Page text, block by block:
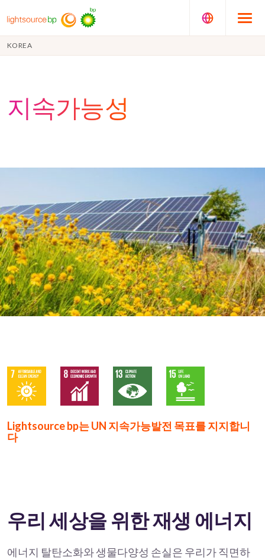
KOREA
지속가능성
Lightsource bp는 UN 지속가능발전 목표를 지지합니
다
우리 세상을 위한 재생 에너지
에너지 탈탄소화와 생물다양성 손실은 우리가 직면하